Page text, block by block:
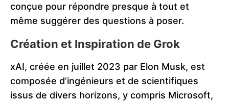
conçue pour répondre presque à tout et
même suggérer des questions à poser​​.
Création et Inspiration de Grok
xAI, créée en juillet 2023 par Elon Musk, est
composée d’ingénieurs et de scientifiques
issus de divers horizons, y compris Microsoft,